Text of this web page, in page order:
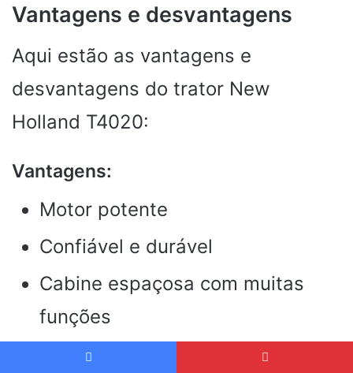
Vantagens e desvantagens
Aqui estão as vantagens e
desvantagens do trator New
Holland T4020:
Vantagens:
Motor potente
Confiável e durável
Cabine espaçosa com muitas
funções
Fácil de usar